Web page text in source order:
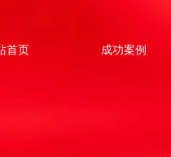
首页 成功案例